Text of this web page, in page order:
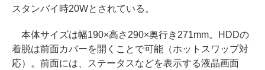
スタンバイ時20Wとされている。
本体サイズは幅190×高さ290×奥行き271mm。HDDの
着脱は前面カバーを開くことで可能（ホットスワップ対
応）。前面には、ステータスなどを表示する液晶画面